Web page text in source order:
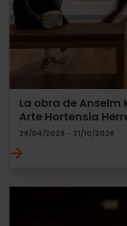
La obra de Anselm
Arte Hortensia
28/04/2026 - 31/10/2026